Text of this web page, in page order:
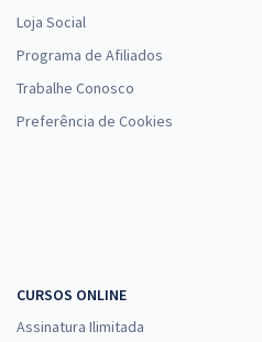
Loja Social
Programa de Afiliados
Trabalhe Conosco
Preferência de Cookies
CURSOS ONLINE
Assinatura Ilimitada